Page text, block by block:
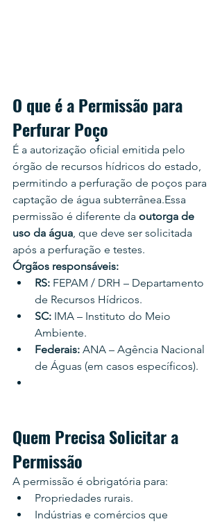
O que é a Permissão para
Perfurar Poço
É a autorização oficial emitida pelo
órgão de recursos hídricos do estado,
permitindo a perfuração de poços para
captação de água subterrânea.Essa
permissão é diferente da outorga de
uso da água, que deve ser solicitada
após a perfuração e testes.
Órgãos responsáveis:
RS: FEPAM / DRH – Departamento
de Recursos Hídricos.
SC: IMA – Instituto do Meio
Ambiente.
Federais: ANA – Agência Nacional
de Águas (em casos específicos).
Quem Precisa Solicitar a
Permissão
A permissão é obrigatória para:
Propriedades rurais.
Indústrias e comércios que